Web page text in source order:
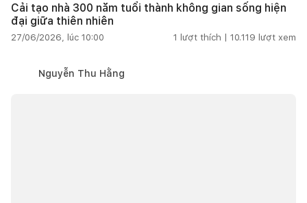
Cải tạo nhà 300 năm tuổi thành không gian sống hiện
đại giữa thiên nhiên
27/06/2026, lúc 10:00 1 lượt thích | 10.119 lượt xem
Nguyễn Thu Hằng